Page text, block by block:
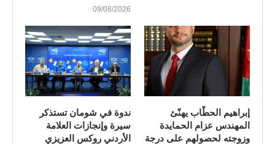
09/08/2026
إبراهيم الحطّاب يهنّئ
المهندس عزام الحمايدة
وزوجته لحصولهم على درجة
ندوة في شومان تستذكر
سيرة وإنجازات العلامة
الأردني روكس العزيزي